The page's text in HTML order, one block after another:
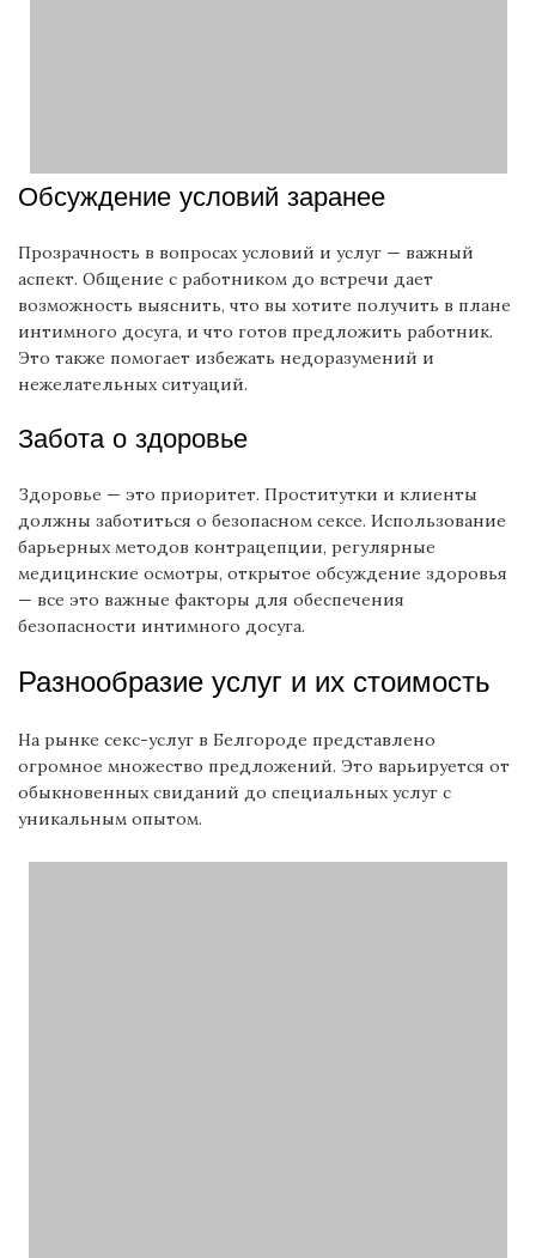
Обсуждение условий заранее
Прозрачность в вопросах условий и услуг — важный
аспект. Общение с работником до встречи дает
возможность выяснить, что вы хотите получить в плане
интимного досуга, и что готов предложить работник.
Это также помогает избежать недоразумений и
нежелательных ситуаций.
Забота о здоровье
Здоровье — это приоритет. Проститутки и клиенты
должны заботиться о безопасном сексе. Использование
барьерных методов контрацепции, регулярные
медицинские осмотры, открытое обсуждение здоровья
— все это важные факторы для обеспечения
безопасности интимного досуга.
Разнообразие услуг и их стоимость
На рынке секс-услуг в Белгороде представлено
огромное множество предложений. Это варьируется от
обыкновенных свиданий до специальных услуг с
уникальным опытом.